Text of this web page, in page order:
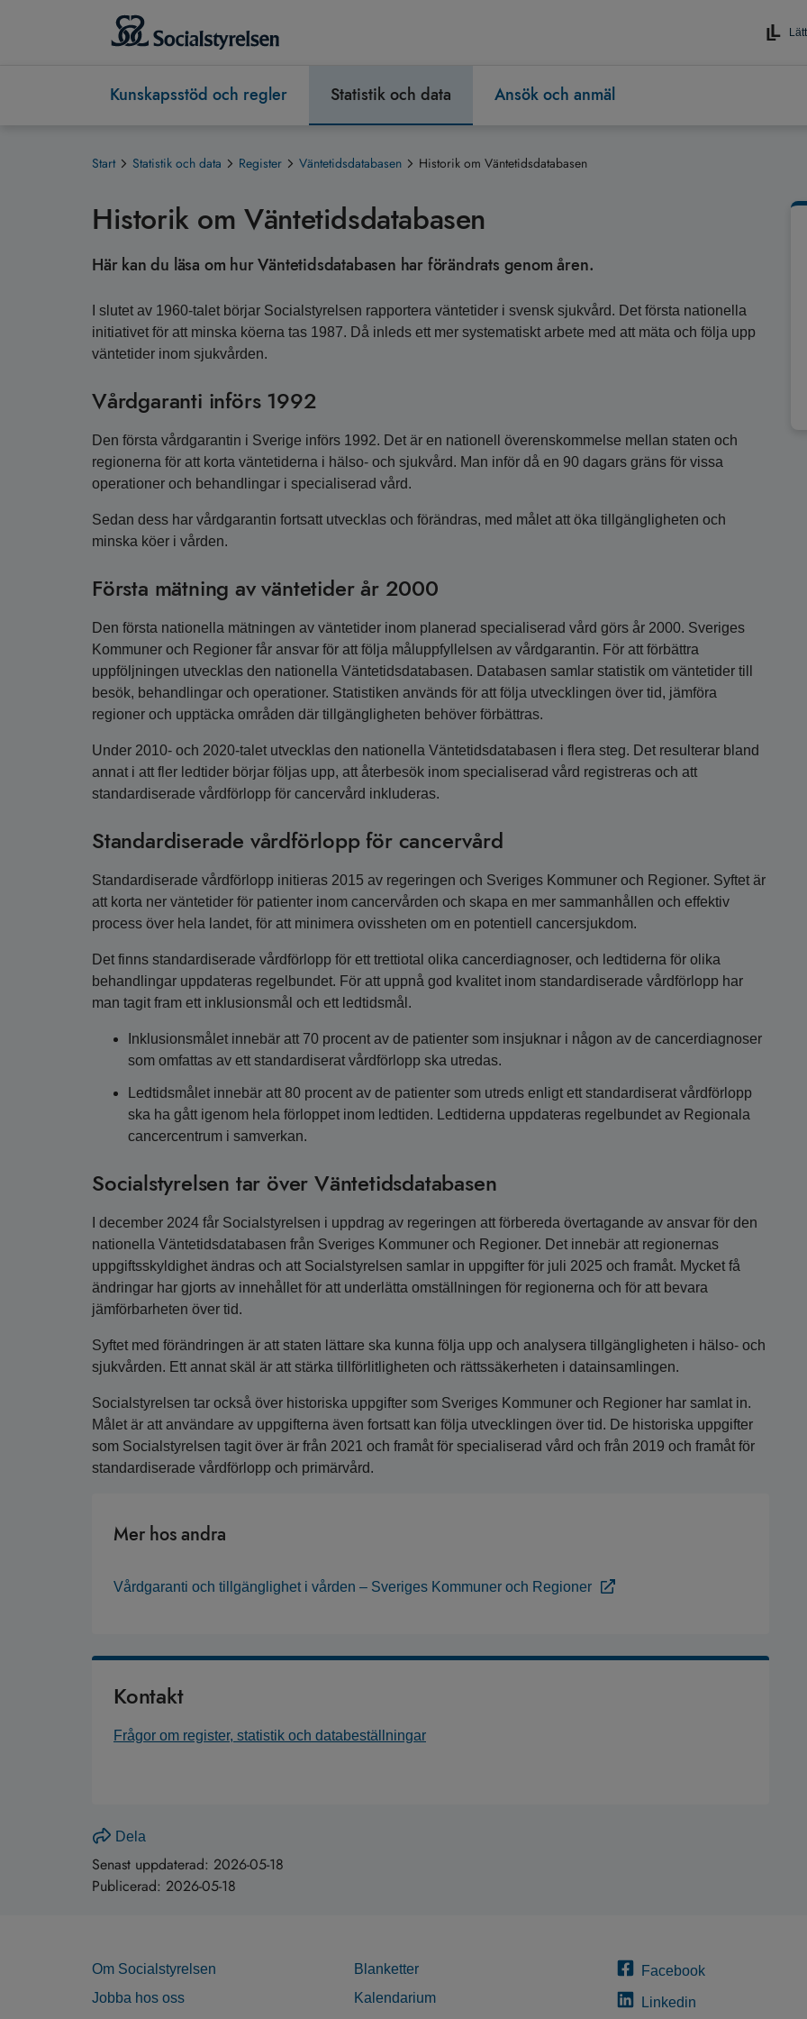
Kunskapsstöd och regler Statistik och data Ansök och anmäl
Start Statistik och data Register Väntetidsdatabasen Historik om Väntetidsdatabasen
Historik om Väntetidsdatabasen
Här kan du läsa om hur Väntetidsdatabasen har förändrats genom åren.
I slutet av 1960-talet börjar Socialstyrelsen rapportera väntetider i svensk sjukvård. Det första nationella
initiativet för att minska köerna tas 1987. Då inleds ett mer systematiskt arbete med att mäta och följa upp
väntetider inom sjukvården.
Vårdgaranti införs 1992
Den första vårdgarantin i Sverige införs 1992. Det är en nationell överenskommelse mellan staten och
regionerna för att korta väntetiderna i hälso- och sjukvård. Man inför då en 90 dagars gräns för vissa
operationer och behandlingar i specialiserad vård.
Sedan dess har vårdgarantin fortsatt utvecklas och förändras, med målet att öka tillgängligheten och
minska köer i vården.
Första mätning av väntetider år 2000
Den första nationella mätningen av väntetider inom planerad specialiserad vård görs år 2000. Sveriges
Kommuner och Regioner får ansvar för att följa måluppfyllelsen av vårdgarantin. För att förbättra
uppföljningen utvecklas den nationella Väntetidsdatabasen. Databasen samlar statistik om väntetider till
besök, behandlingar och operationer. Statistiken används för att följa utvecklingen över tid, jämföra
regioner och upptäcka områden där tillgängligheten behöver förbättras.
Under 2010- och 2020-talet utvecklas den nationella Väntetidsdatabasen i flera steg. Det resulterar bland
annat i att fler ledtider börjar följas upp, att återbesök inom specialiserad vård registreras och att
standardiserade vårdförlopp för cancervård inkluderas.
Standardiserade vårdförlopp för cancervård
Standardiserade vårdförlopp initieras 2015 av regeringen och Sveriges Kommuner och Regioner. Syftet är
att korta ner väntetider för patienter inom cancervården och skapa en mer sammanhållen och effektiv
process över hela landet, för att minimera ovissheten om en potentiell cancersjukdom.
Det finns standardiserade vårdförlopp för ett trettiotal olika cancerdiagnoser, och ledtiderna för olika
behandlingar uppdateras regelbundet. För att uppnå god kvalitet inom standardiserade vårdförlopp har
man tagit fram ett inklusionsmål och ett ledtidsmål.
Inklusionsmålet innebär att 70 procent av de patienter som insjuknar i någon av de cancerdiagnoser
som omfattas av ett standardiserat vårdförlopp ska utredas.
Ledtidsmålet innebär att 80 procent av de patienter som utreds enligt ett standardiserat vårdförlopp
ska ha gått igenom hela förloppet inom ledtiden. Ledtiderna uppdateras regelbundet av Regionala
cancercentrum i samverkan.
Socialstyrelsen tar över Väntetidsdatabasen
I december 2024 får Socialstyrelsen i uppdrag av regeringen att förbereda övertagande av ansvar för den
nationella Väntetidsdatabasen från Sveriges Kommuner och Regioner. Det innebär att regionernas
uppgiftsskyldighet ändras och att Socialstyrelsen samlar in uppgifter för juli 2025 och framåt. Mycket få
ändringar har gjorts av innehållet för att underlätta omställningen för regionerna och för att bevara
jämförbarheten över tid.
Syftet med förändringen är att staten lättare ska kunna följa upp och analysera tillgängligheten i hälso- och
sjukvården. Ett annat skäl är att stärka tillförlitligheten och rättssäkerheten i datainsamlingen.
Socialstyrelsen tar också över historiska uppgifter som Sveriges Kommuner och Regioner har samlat in.
Målet är att användare av uppgifterna även fortsatt kan följa utvecklingen över tid. De historiska uppgifter
som Socialstyrelsen tagit över är från 2021 och framåt för specialiserad vård och från 2019 och framåt för
standardiserade vårdförlopp och primärvård.
Mer hos andra
Vårdgaranti och tillgänglighet i vården – Sveriges Kommuner och Regioner
Kontakt
Frågor om register, statistik och databeställningar
Dela
Senast uppdaterad: 2026-05-18
Publicerad: 2026-05-18
Om Socialstyrelsen
Jobba hos oss
Blanketter
Kalendarium
Facebook
Linkedin